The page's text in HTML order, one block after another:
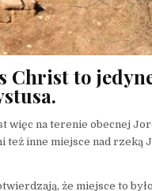
Christ to
więc na terenie obecnej
też inne miejsce nad rzeką
że miejsce to było